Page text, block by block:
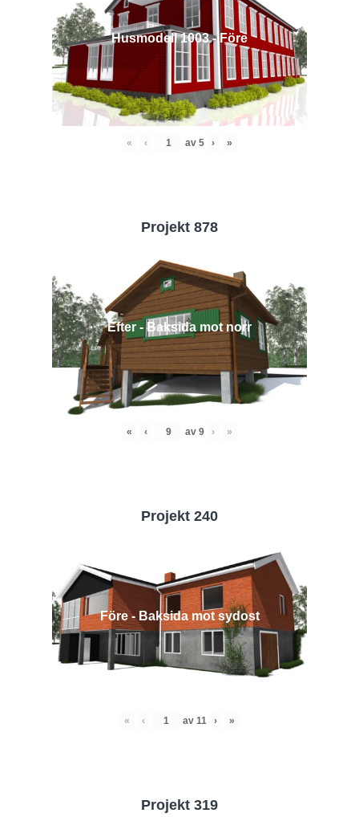
Husmodell 1003 - Före
« ‹ av 5 › »
Projekt 878
Efter - Baksida mot norr
« ‹ av 9 › »
Projekt 240
Före - Baksida mot sydost
« ‹ av 11 › »
Projekt 319